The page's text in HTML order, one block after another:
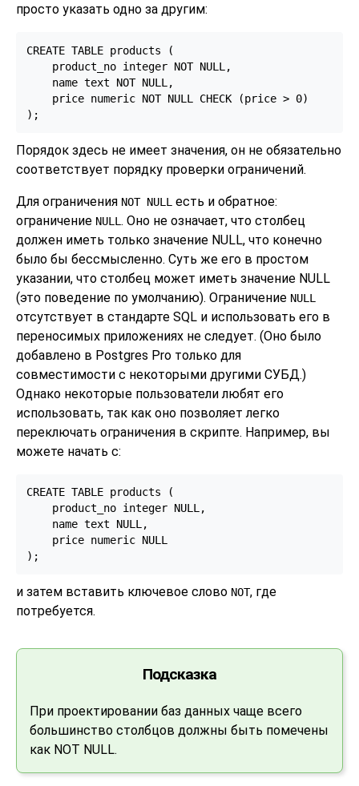
просто указать одно за другим:
CREATE TABLE products (
    product_no integer NOT NULL,
    name text NOT NULL,
    price numeric NOT NULL CHECK (price > 0)
);
Порядок здесь не имеет значения, он не обязательно
соответствует порядку проверки ограничений.
Для ограничения NOT NULL есть и обратное:
ограничение NULL . Оно не означает, что столбец
должен иметь только значение NULL, что конечно
было бы бессмысленно. Суть же его в простом
указании, что столбец может иметь значение NULL
(это поведение по умолчанию). Ограничение NULL
отсутствует в стандарте SQL и использовать его в
переносимых приложениях не следует. (Оно было
добавлено в Postgres Pro только для
совместимости с некоторыми другими СУБД.)
Однако некоторые пользователи любят его
использовать, так как оно позволяет легко
переключать ограничения в скрипте. Например, вы
можете начать с:
CREATE TABLE products (
    product_no integer NULL,
    name text NULL,
    price numeric NULL
);
и затем вставить ключевое слово NOT, где
потребуется.
Подсказка
При проектировании баз данных чаще всего
большинство столбцов должны быть помечены
как NOT NULL.